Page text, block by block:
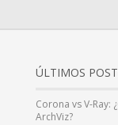
ÚLTIMOS
Corona vs V-Ray:
ArchViz?